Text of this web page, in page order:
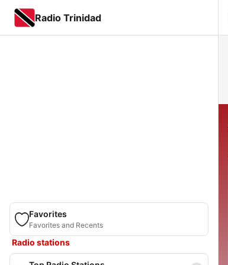
Radio Trinidad
Favorites
Favorites and Recents
Radio stations